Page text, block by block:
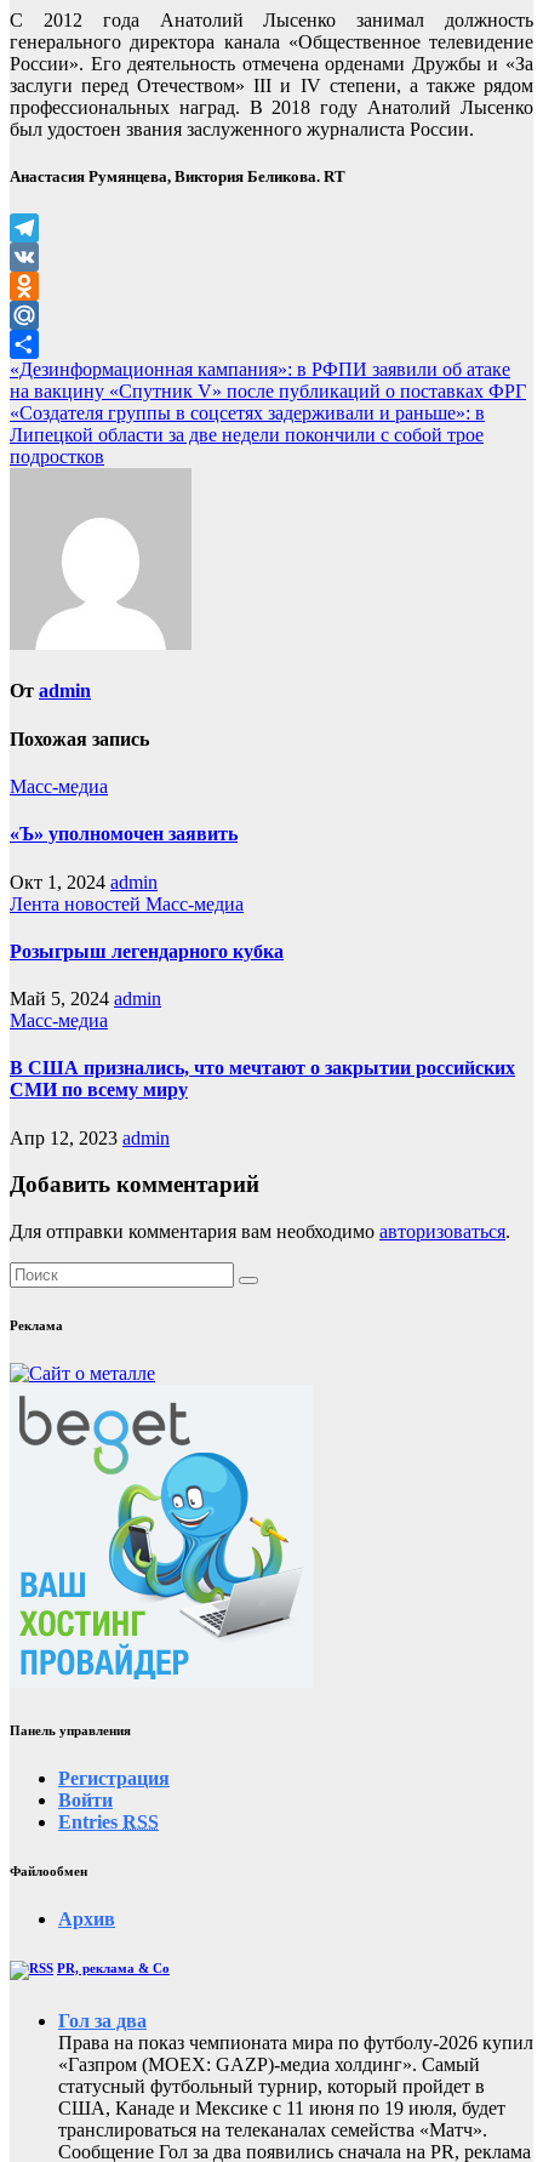
С 2012 года Анатолий Лысенко занимал должность
генерального директора канала «Общественное телевидение
России». Его деятельность отмечена орденами Дружбы и «За
заслуги перед Отечеством» III и IV степени, а также рядом
профессиональных наград. В 2018 году Анатолий Лысенко
был удостоен звания заслуженного журналиста России.
Анастасия Румянцева, Виктория Беликова. RT
Telegram
VK
Odnoklassniki
Mail.Ru
Отправить
Навигация
по
записям
«Дезинформационная кампания»: в РФПИ заявили об атаке
на вакцину «Спутник V» после публикаций о поставках ФРГ
«Создателя группы в соцсетях задерживали и раньше»: в
Липецкой области за две недели покончили с собой трое
подростков
От admin
Похожая запись
Масс-медиа
«Ъ» уполномочен заявить
Окт 1, 2024 admin
Лента новостей Масс-медиа
Розыгрыш легендарного кубка
Май 5, 2024 admin
Масс-медиа
В США признались, что мечтают о закрытии российских
СМИ по всему миру
Апр 12, 2023 admin
Добавить комментарий
Для отправки комментария вам необходимо авторизоваться.
Реклама
Панель управления
Регистрация
Войти
Entries RSS
Файлообмен
Архив
PR, реклама & Co
Гол за два
Права на показ чемпионата мира по футболу-2026 купил
«Газпром (MOEX: GAZP)-медиа холдинг». Самый
статусный футбольный турнир, который пройдет в
США, Канаде и Мексике с 11 июня по 19 июля, будет
транслироваться на телеканалах семейства «Матч».
Сообщение Гол за два появились сначала на PR, реклама